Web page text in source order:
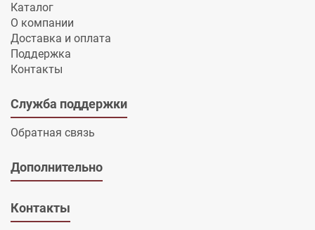
Каталог
О компании
Доставка и оплата
Поддержка
Контакты
Служба поддержки
Обратная связь
Дополнительно
Контакты